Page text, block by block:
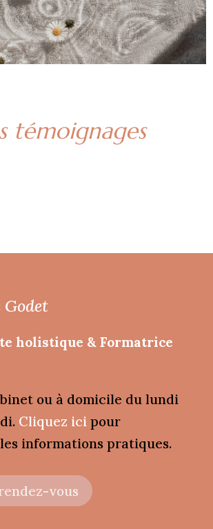
témoignages
holistique & Formatrice
ou à domicile du lundi
Cliquez icipour
informations pratiques.
vous